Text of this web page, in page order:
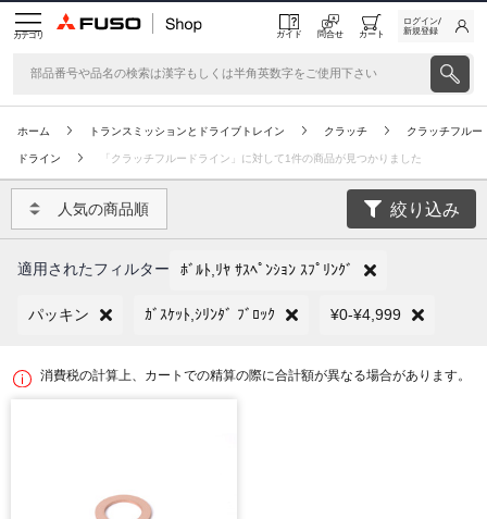
カテゴリ ガイド 問合せ カート
ログイン/
新規登録
ホーム トランスミッションとドライブトレイン クラッチ クラッチフルー
ドライン 「クラッチフルードライン」に対して1件の商品が見つかりました
人気の商品順 絞り込み
適用されたフィルター ﾎﾞﾙﾄ,ﾘﾔ ｻｽﾍﾟﾝｼｮﾝ ｽﾌﾟﾘﾝｸﾞ
パッキン ｶﾞｽｹｯﾄ,ｼﾘﾝﾀﾞ ﾌﾞﾛｯｸ ¥0-¥4,999
消費税の計算上、カートでの精算の際に合計額が異なる場合があります。